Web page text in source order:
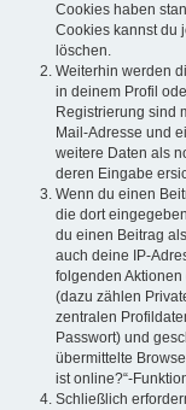
Cookies haben
Cookies kannst du
löschen.
Weiterhin werden
in deinem Profil
Registrierung sind
Mail-Adresse und
weitere Daten als
deren Eingabe
Wenn du einen
die dort
du einen Beitrag
auch deine IP-
folgenden
(dazu zählen
zentralen
Passwort) und
übermittelte
ist online?“-
Schließlich